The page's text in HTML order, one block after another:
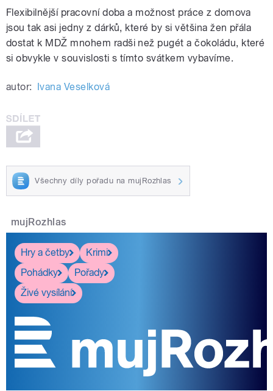
Flexibilnější pracovní doba a možnost práce z domova
jsou tak asi jedny z dárků, které by si většina žen přála
dostat k MDŽ mnohem radši než pugét a čokoládu, které
si obvykle v souvislosti s tímto svátkem vybavíme.
autor: Ivana Veselková
Všechny díly pořadu na mujRozhlas
mujRozhlas
Hry a četby
Krimi
Pohádky
Pořady
Živé vysílání